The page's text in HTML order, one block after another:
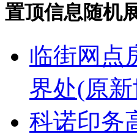
置顶信息随机
临街网点
界处(原
科诺印务